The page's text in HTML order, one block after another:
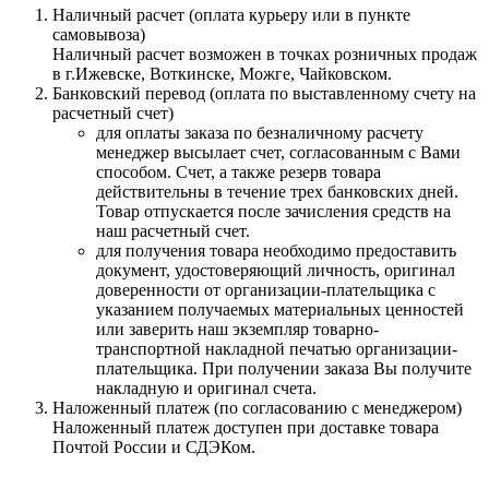
Наличный расчет (оплата курьеру или в пункте
самовывоза)
Наличный расчет возможен в точках розничных продаж
в г.Ижевске, Воткинске, Можге, Чайковском.
Банковский перевод (оплата по выставленному счету на
расчетный счет)
для оплаты заказа по безналичному расчету
менеджер высылает счет, согласованным с Вами
способом. Счет, а также резерв товара
действительны в течение трех банковских дней.
Товар отпускается после зачисления средств на
наш расчетный счет.
для получения товара необходимо предоставить
документ, удостоверяющий личность, оригинал
доверенности от организации-плательщика с
указанием получаемых материальных ценностей
или заверить наш экземпляр товарно-
транспортной накладной печатью организации-
плательщика. При получении заказа Вы получите
накладную и оригинал счета.
Наложенный платеж (по согласованию с менеджером)
Наложенный платеж доступен при доставке товара
Почтой России и СДЭКом.